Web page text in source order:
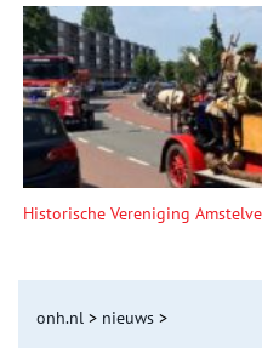
Historische Vereniging
onh.nl > nieuws >